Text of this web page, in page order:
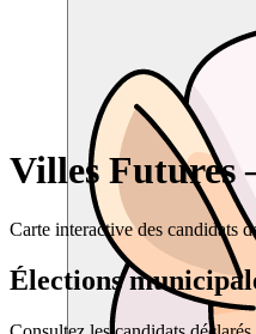
Villes Futures
Carte interactive des candidats
Élections